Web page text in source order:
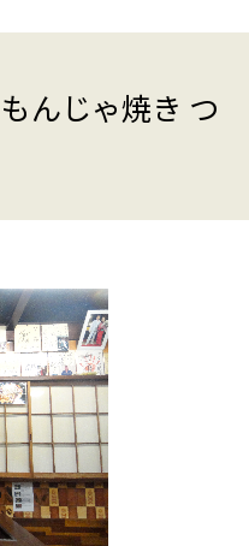
んじゃ焼き つ